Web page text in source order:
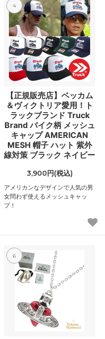
4
【正規販売店】ベッカム
＆ヴィクトリア愛用！ト
ラックブランド Truck
Brand バイク柄 メッシュ
キャップ AMERICAN
MESH 帽子 ハット 紫外
線対策 ブラック ネイビー
3,900円(税込)
アメリカンなデザインで人気の男
女問わず使えるメッシュキャッ
プ！
6